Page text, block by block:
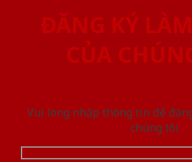
ĐĂNG KÝ
CỦA
Vui lòng nhập thông tin để
chúng tôi